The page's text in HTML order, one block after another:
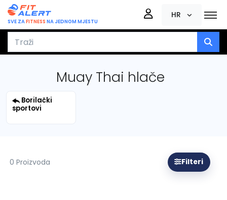
SVE ZAFITNESS NA JEDNOM MJESTU
HR
Muay Thai hlače
sportovi
0 Proizvoda Filteri